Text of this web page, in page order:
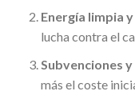
Energía limpia
lucha contra el
Subvenciones
más el coste